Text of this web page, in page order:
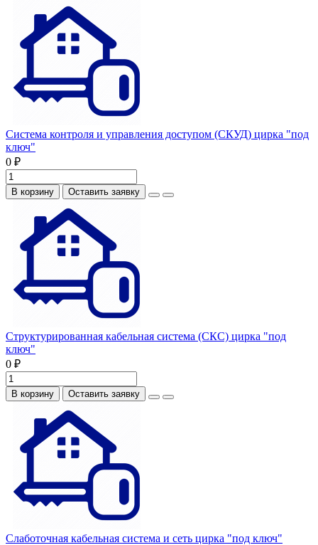
Система контроля и управления доступом (СКУД) цирка "под
ключ"
0 ₽
В корзину Оставить заявку
Структурированная кабельная система (СКС) цирка "под
ключ"
0 ₽
В корзину Оставить заявку
Слаботочная кабельная система и сеть цирка "под ключ"